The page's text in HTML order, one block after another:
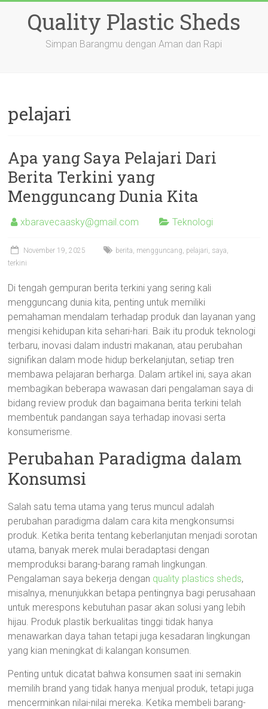
contentQuality Plastic Sheds
Simpan Barangmu dengan Aman dan Rapi
pelajari
Apa yang Saya Pelajari Dari
Berita Terkini yang
Mengguncang Dunia Kita
xbaravecaasky@gmail.com Teknologi
November 19, 2025 berita, mengguncang, pelajari, saya,
terkini
Di tengah gempuran berita terkini yang sering kali
mengguncang dunia kita, penting untuk memiliki
pemahaman mendalam terhadap produk dan layanan yang
mengisi kehidupan kita sehari-hari. Baik itu produk teknologi
terbaru, inovasi dalam industri makanan, atau perubahan
signifikan dalam mode hidup berkelanjutan, setiap tren
membawa pelajaran berharga. Dalam artikel ini, saya akan
membagikan beberapa wawasan dari pengalaman saya di
bidang review produk dan bagaimana berita terkini telah
membentuk pandangan saya terhadap inovasi serta
konsumerisme.
Perubahan Paradigma dalam
Konsumsi
Salah satu tema utama yang terus muncul adalah
perubahan paradigma dalam cara kita mengkonsumsi
produk. Ketika berita tentang keberlanjutan menjadi sorotan
utama, banyak merek mulai beradaptasi dengan
memproduksi barang-barang ramah lingkungan.
Pengalaman saya bekerja dengan quality plastics sheds,
misalnya, menunjukkan betapa pentingnya bagi perusahaan
untuk merespons kebutuhan pasar akan solusi yang lebih
hijau. Produk plastik berkualitas tinggi tidak hanya
menawarkan daya tahan tetapi juga kesadaran lingkungan
yang kian meningkat di kalangan konsumen.
Penting untuk dicatat bahwa konsumen saat ini semakin
memilih brand yang tidak hanya menjual produk, tetapi juga
mencerminkan nilai-nilai mereka. Ketika membeli barang-